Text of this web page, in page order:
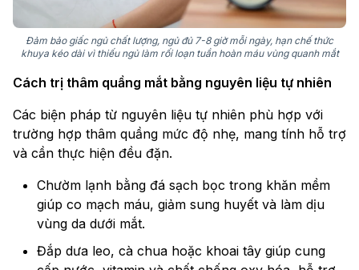
Đảm bảo giấc ngủ chất lượng, ngủ đủ 7-8 giờ mỗi ngày, hạn chế thức
khuya kéo dài vì thiếu ngủ làm rối loạn tuần hoàn máu vùng quanh mắt
Cách trị thâm quầng mắt bằng nguyên liệu tự nhiên
Các biện pháp từ nguyên liệu tự nhiên phù hợp với
trường hợp thâm quầng mức độ nhẹ, mang tính hỗ trợ
và cần thực hiện đều đặn.
Chườm lạnh bằng đá sạch bọc trong khăn mềm
giúp co mạch máu, giảm sung huyết và làm dịu
vùng da dưới mắt.
Đắp dưa leo, cà chua hoặc khoai tây giúp cung